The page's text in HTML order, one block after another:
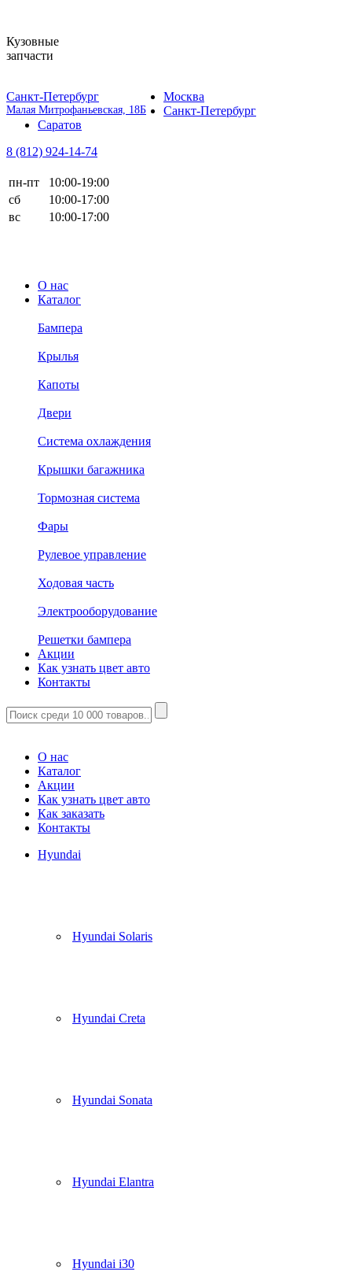
Кузовные
запчасти
Санкт-Петербург
Малая Митрофаньевская, 18Б
Москва
Санкт-Петербург
Саратов
8 (812) 924-14-74
пн-пт
10:00-19:00
сб
10:00-17:00
вс
10:00-17:00
О нас
Каталог
Бампера
Крылья
Капоты
Двери
Система охлаждения
Крышки багажника
Тормозная система
Фары
Рулевое управление
Ходовая часть
Электрооборудование
Решетки бампера
Акции
Как узнать цвет авто
Контакты
О нас
Каталог
Акции
Как узнать цвет авто
Как заказать
Контакты
Hyundai
Hyundai Solaris
Hyundai Creta
Hyundai Sonata
Hyundai Elantra
Hyundai i30